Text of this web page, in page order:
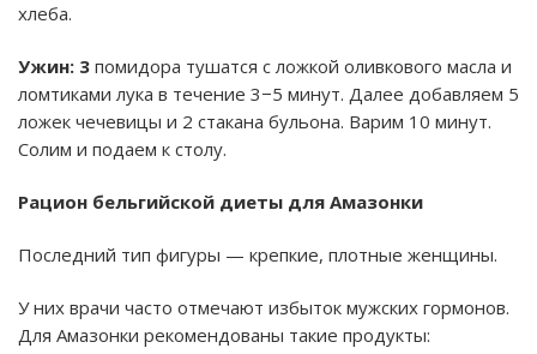
хлеба.
Ужин: 3 помидора тушатся с ложкой оливкового масла и
ломтиками лука в течение 3−5 минут. Далее добавляем 5
ложек чечевицы и 2 стакана бульона. Варим 10 минут.
Солим и подаем к столу.
Рацион бельгийской диеты для Амазонки
Последний тип фигуры — крепкие, плотные женщины.
У них врачи часто отмечают избыток мужских гормонов.
Для Амазонки рекомендованы такие продукты: